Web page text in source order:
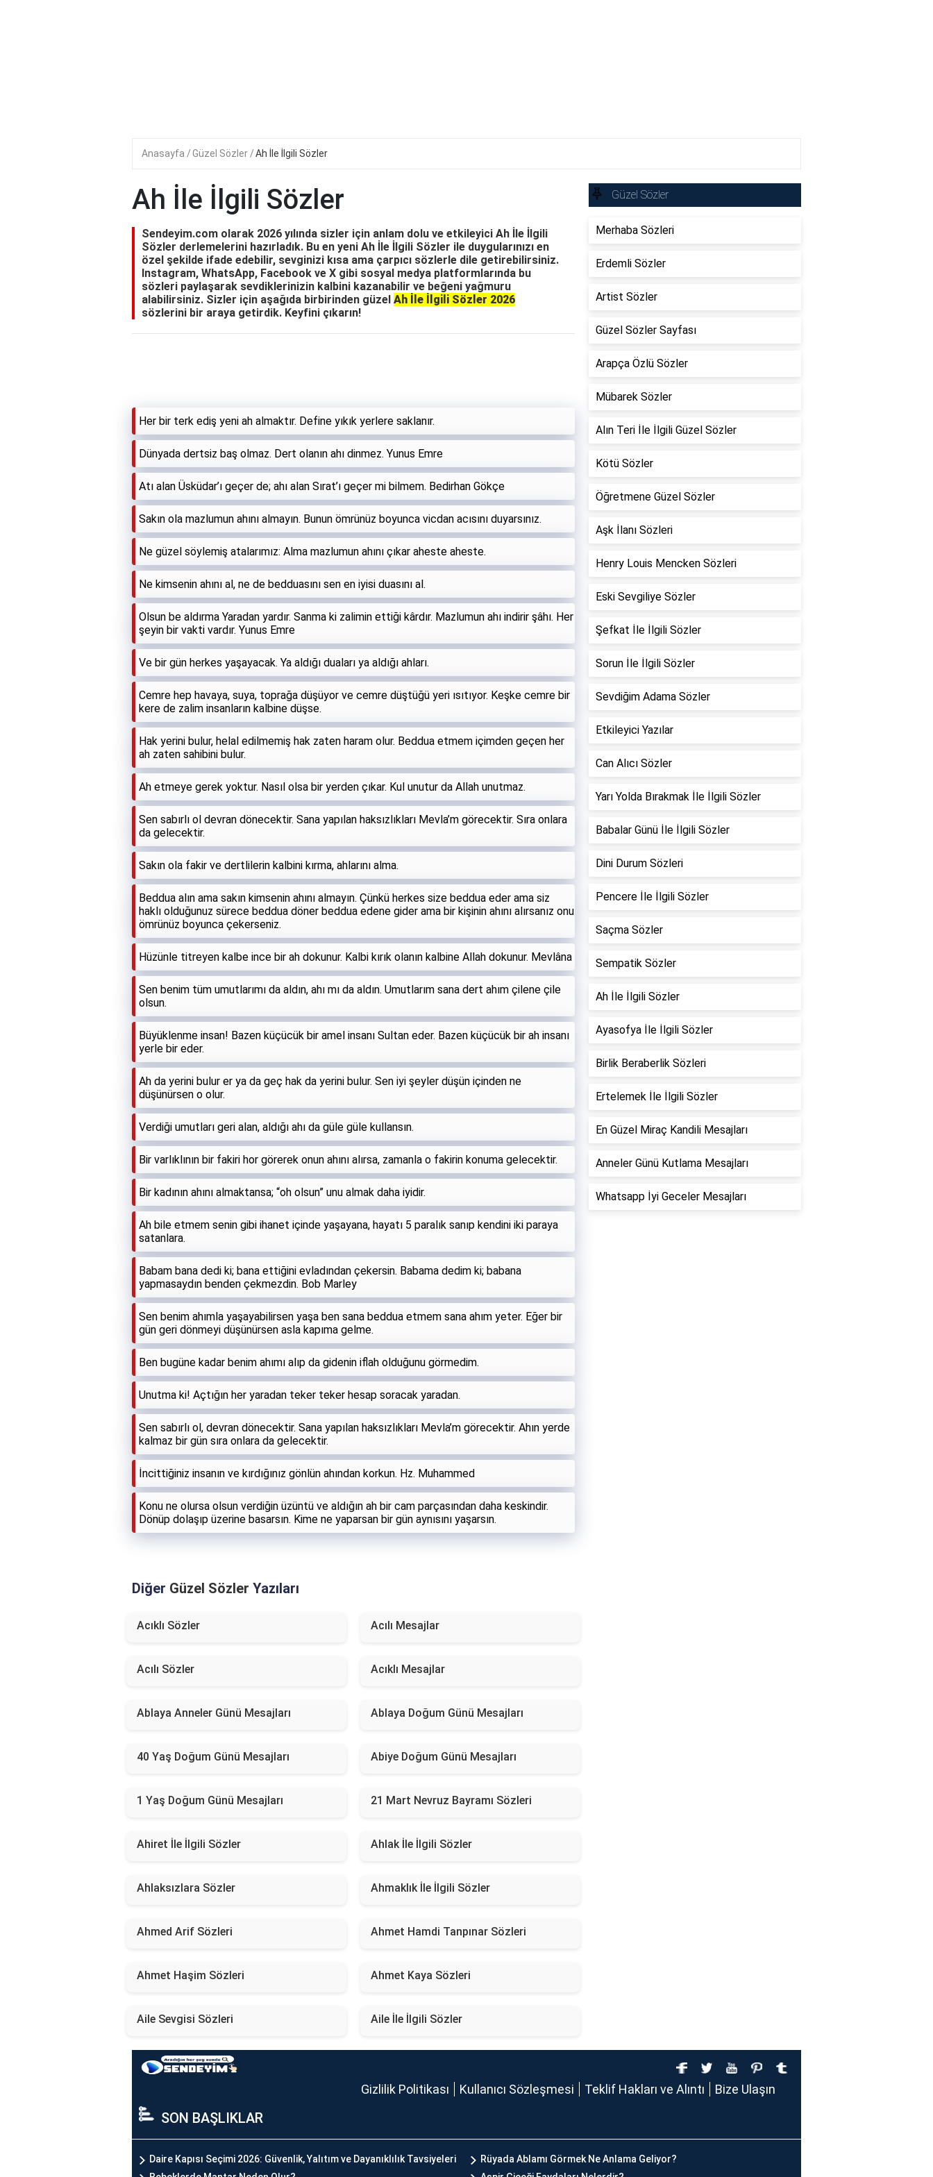
Anasayfa Güzel Sözler Ah İle İlgili Sözler
Ah İle İlgili Sözler
Sendeyim.com olarak 2026 yılında sizler için anlam dolu ve etkileyici Ah İle İlgili
Sözler derlemelerini hazırladık. Bu en yeni Ah İle İlgili Sözler ile duygularınızı en
özel şekilde ifade edebilir, sevginizi kısa ama çarpıcı sözlerle dile getirebilirsiniz.
Instagram, WhatsApp, Facebook ve X gibi sosyal medya platformlarında bu
sözleri paylaşarak sevdiklerinizin kalbini kazanabilir ve beğeni yağmuru
alabilirsiniz. Sizler için aşağıda birbirinden güzel Ah İle İlgili Sözler 2026
sözlerini bir araya getirdik. Keyfini çıkarın!
Her bir terk ediş yeni ah almaktır. Define yıkık yerlere saklanır.
Dünyada dertsiz baş olmaz. Dert olanın ahı dinmez. Yunus Emre
Atı alan Üsküdar’ı geçer de; ahı alan Sırat’ı geçer mi bilmem. Bedirhan Gökçe
Sakın ola mazlumun ahını almayın. Bunun ömrünüz boyunca vicdan acısını duyarsınız.
Ne güzel söylemiş atalarımız: Alma mazlumun ahını çıkar aheste aheste.
Ne kimsenin ahını al, ne de bedduasını sen en iyisi duasını al.
Olsun be aldırma Yaradan yardır. Sanma ki zalimin ettiği kârdır. Mazlumun ahı indirir şâhı. Her
şeyin bir vakti vardır. Yunus Emre
Ve bir gün herkes yaşayacak. Ya aldığı duaları ya aldığı ahları.
Cemre hep havaya, suya, toprağa düşüyor ve cemre düştüğü yeri ısıtıyor. Keşke cemre bir
kere de zalim insanların kalbine düşse.
Hak yerini bulur, helal edilmemiş hak zaten haram olur. Beddua etmem içimden geçen her
ah zaten sahibini bulur.
Ah etmeye gerek yoktur. Nasıl olsa bir yerden çıkar. Kul unutur da Allah unutmaz.
Sen sabırlı ol devran dönecektir. Sana yapılan haksızlıkları Mevla’m görecektir. Sıra onlara
da gelecektir.
Sakın ola fakir ve dertlilerin kalbini kırma, ahlarını alma.
Beddua alın ama sakın kimsenin ahını almayın. Çünkü herkes size beddua eder ama siz
haklı olduğunuz sürece beddua döner beddua edene gider ama bir kişinin ahını alırsanız onu
ömrünüz boyunca çekerseniz.
Hüzünle titreyen kalbe ince bir ah dokunur. Kalbi kırık olanın kalbine Allah dokunur. Mevlâna
Sen benim tüm umutlarımı da aldın, ahı mı da aldın. Umutlarım sana dert ahım çilene çile
olsun.
Büyüklenme insan! Bazen küçücük bir amel insanı Sultan eder. Bazen küçücük bir ah insanı
yerle bir eder.
Ah da yerini bulur er ya da geç hak da yerini bulur. Sen iyi şeyler düşün içinden ne
düşünürsen o olur.
Verdiği umutları geri alan, aldığı ahı da güle güle kullansın.
Bir varlıklının bir fakiri hor görerek onun ahını alırsa, zamanla o fakirin konuma gelecektir.
Bir kadının ahını almaktansa; “oh olsun” unu almak daha iyidir.
Ah bile etmem senin gibi ihanet içinde yaşayana, hayatı 5 paralık sanıp kendini iki paraya
satanlara.
Babam bana dedi ki; bana ettiğini evladından çekersin. Babama dedim ki; babana
yapmasaydın benden çekmezdin. Bob Marley
Sen benim ahımla yaşayabilirsen yaşa ben sana beddua etmem sana ahım yeter. Eğer bir
gün geri dönmeyi düşünürsen asla kapıma gelme.
Ben bugüne kadar benim ahımı alıp da gidenin iflah olduğunu görmedim.
Unutma ki! Açtığın her yaradan teker teker hesap soracak yaradan.
Sen sabırlı ol, devran dönecektir. Sana yapılan haksızlıkları Mevla’m görecektir. Ahın yerde
kalmaz bir gün sıra onlara da gelecektir.
İncittiğiniz insanın ve kırdığınız gönlün ahından korkun. Hz. Muhammed
Konu ne olursa olsun verdiğin üzüntü ve aldığın ah bir cam parçasından daha keskindir.
Dönüp dolaşıp üzerine basarsın. Kime ne yaparsan bir gün aynısını yaşarsın.
Diğer Güzel Sözler Yazıları
Acıklı Sözler Acılı Mesajlar
Acılı Sözler Acıklı Mesajlar
Ablaya Anneler Günü Mesajları Ablaya Doğum Günü Mesajları
40 Yaş Doğum Günü Mesajları Abiye Doğum Günü Mesajları
1 Yaş Doğum Günü Mesajları 21 Mart Nevruz Bayramı Sözleri
Ahiret İle İlgili Sözler Ahlak İle İlgili Sözler
Ahlaksızlara Sözler Ahmaklık İle İlgili Sözler
Ahmed Arif Sözleri Ahmet Hamdi Tanpınar Sözleri
Ahmet Haşim Sözleri Ahmet Kaya Sözleri
Aile Sevgisi Sözleri Aile İle İlgili Sözler
Güzel Sözler
Merhaba Sözleri
Erdemli Sözler
Artist Sözler
Güzel Sözler Sayfası
Arapça Özlü Sözler
Mübarek Sözler
Alın Teri İle İlgili Güzel Sözler
Kötü Sözler
Öğretmene Güzel Sözler
Aşk İlanı Sözleri
Henry Louis Mencken Sözleri
Eski Sevgiliye Sözler
Şefkat İle İlgili Sözler
Sorun İle İlgili Sözler
Sevdiğim Adama Sözler
Etkileyici Yazılar
Can Alıcı Sözler
Yarı Yolda Bırakmak İle İlgili Sözler
Babalar Günü İle İlgili Sözler
Dini Durum Sözleri
Pencere İle İlgili Sözler
Saçma Sözler
Sempatik Sözler
Ah İle İlgili Sözler
Ayasofya İle İlgili Sözler
Birlik Beraberlik Sözleri
Ertelemek İle İlgili Sözler
En Güzel Miraç Kandili Mesajları
Anneler Günü Kutlama Mesajları
Whatsapp İyi Geceler Mesajları
Gizlilik Politikası Kullanıcı Sözleşmesi Teklif Hakları ve Alıntı Bize Ulaşın
SON BAŞLIKLAR
Daire Kapısı Seçimi 2026: Güvenlik, Yalıtım ve Dayanıklılık Tavsiyeleri
Rüyada Ablamı Görmek Ne Anlama Geliyor?